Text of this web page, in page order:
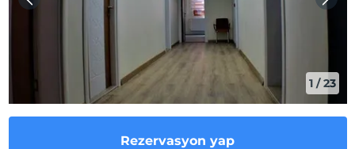
1 /23
Rezervasyon yap